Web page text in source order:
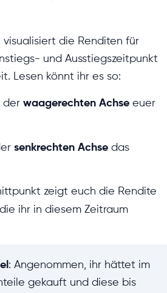
visualisiert die Renditen für
und Ausstiegszeitpunkt
Lesen könnt ihr es so:
der waagerechten Achse euer
senkrechten Achse das
zeigt euch die Rendite
ihr in diesem Zeitraum
: Angenommen, ihr hättet im
gekauft und diese bis